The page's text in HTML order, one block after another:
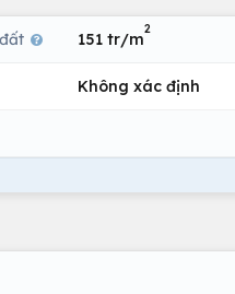
151 tr/m
2
Không xác định